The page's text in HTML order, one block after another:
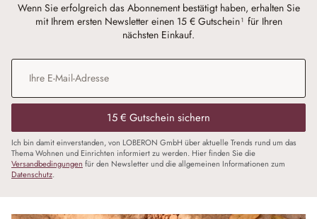
Wenn Sie erfolgreich das Abonnement bestätigt haben, erhalten Sie
mit Ihrem ersten Newsletter einen 15 € Gutschein¹ für Ihren
nächsten Einkauf.
E-Mail-Adresse
15 € Gutschein sichern
Ich bin damit einverstanden, von LOBERON GmbH über aktuelle Trends rund um das
Thema Wohnen und Einrichten informiert zu werden. Hier finden Sie die
Versandbedingungen für den Newsletter und die allgemeinen Informationen zum
Datenschutz.